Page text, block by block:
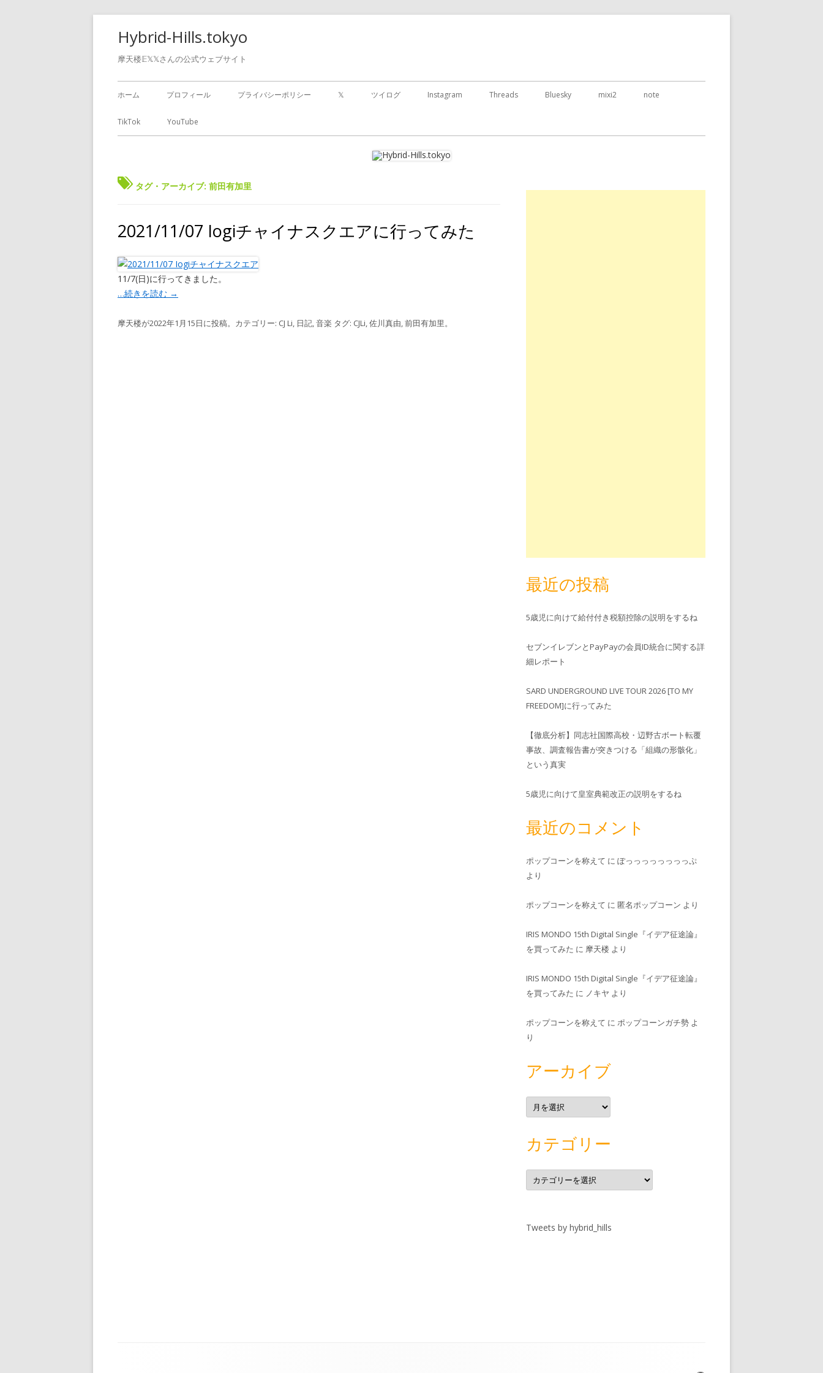
Hybrid-Hills.tokyo
摩天楼𝔼𝕏𝕏さんの公式ウェブサイト
コ
移
す
る
ホーム プロフィール プライバシーポリシー 𝕏 ツイログ Instagram Threads Bluesky mixi2 note
TikTok YouTube
タグ・アーカイブ: 前田有加里
2021/11/07 Iogiチャイナスクエアに行ってみた
11/7(日)に行ってきました。
…続きを読む →
摩天楼が2022年1月15日に投稿。カテゴリー: CJ Li, 日記,音楽 タグ: CJLi,佐川真由,前田有加里。
最近の投稿
5歳児に向けて給付付き税額控除の説明をするね
セブンイレブンとPayPayの会員ID統合に関する詳
細レポート
SARD UNDERGROUND LIVE TOUR 2026 [TO MY
FREEDOM]に行ってみた
【徹底分析】同志社国際高校・辺野古ボート転覆
事故、調査報告書が突きつける「組織の形骸化」
という真実
5歳児に向けて皇室典範改正の説明をするね
最近のコメント
ポップコーンを称えて にぽっっっっっっっっぷ
より
ポップコーンを称えて に匿名ポップコーン より
IRIS MONDO 15th Digital Single『イデア征途論』
を買ってみた に 摩天楼 より
IRIS MONDO 15th Digital Single『イデア征途論』
を買ってみた に ノキヤ より
ポップコーンを称えて にポップコーンガチ勢 よ
り
アーカイブ
ア
ー
カ
カテゴリー
カ
テ
ゴ
Tweets by hybrid_hills